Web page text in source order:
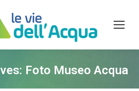
Foto Museo Acqua